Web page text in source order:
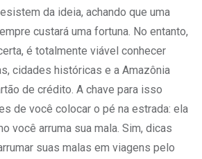
da ideia, achando que uma
custará uma fortuna. No entanto,
é totalmente viável conhecer
cidades históricas e a Amazônia
de crédito. A chave para isso
de você colocar o pé na estrada: ela
você arruma sua mala. Sim, dicas
suas malas em viagens pelo